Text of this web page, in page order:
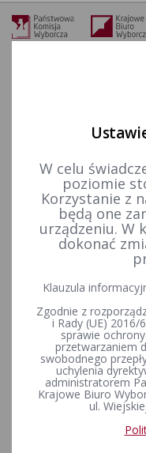
Prawo wyborcze Uchwały PKW
Uchwała
z dnia 4
sprawie
komitetu
wyborców
KOMITET
W celu
poziomie
Korzystanie z
będą one
urządzeniu. W
dokonać
Klauzula
Zgodnie z
i Rady (UE) 2016/
sprawie
przetwarzaniem
swobodnego
uchylenia
administratorem
Krajowe Biuro
ul.